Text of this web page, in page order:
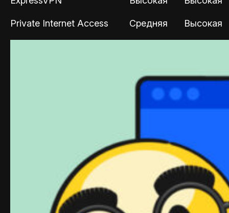
Private Internet Access Средняя Высокая